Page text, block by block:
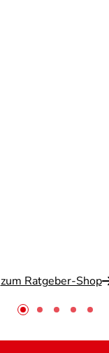
zum Ratgeber-Shop